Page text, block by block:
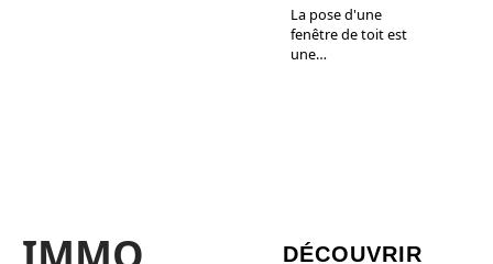
La pose d'une
fenêtre de toit est
une…
DÉCOUVRIR